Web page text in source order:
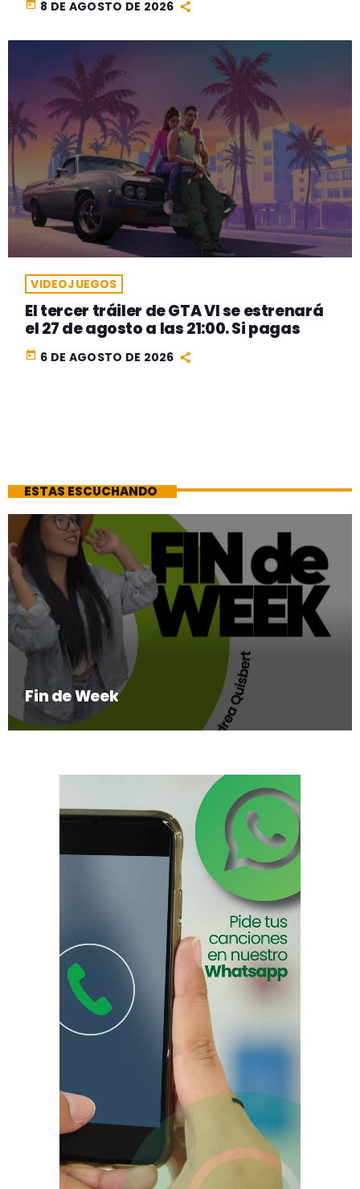
today 8 DE AGOSTO DE 2026
VIDEOJUEGOS
El tercer tráiler de GTA VI se estrenará
el 27 de agosto a las 21:00. Si pagas
today 6 DE AGOSTO DE 2026
ESTAS ESCUCHANDO
Fin de Week